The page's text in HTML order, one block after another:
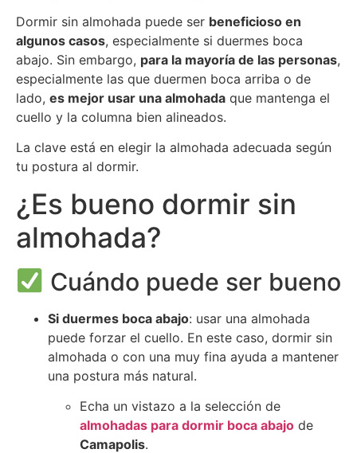
Dormir sin almohada puede ser beneficioso en
algunos casos, especialmente si duermes boca
abajo. Sin embargo, para la mayoría de las personas,
especialmente las que duermen boca arriba o de
lado, es mejor usar una almohada que mantenga el
cuello y la columna bien alineados.
La clave está en elegir la almohada adecuada según
tu postura al dormir.
¿Es bueno dormir sin
almohada?
Cuándo puede ser bueno
Si duermes boca abajo: usar una almohada
puede forzar el cuello. En este caso, dormir sin
almohada o con una muy fina ayuda a mantener
una postura más natural.
Echa un vistazo a la selección de
almohadas para dormir boca abajo de
Camapolis.